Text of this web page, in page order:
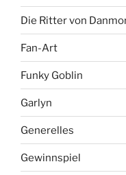
Die Ritter von
Fan-Art
Funky Goblin
Garlyn
Generelles
Gewinnspiel